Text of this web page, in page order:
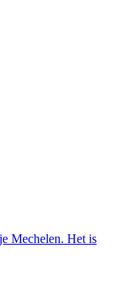
Mechelen. Het is